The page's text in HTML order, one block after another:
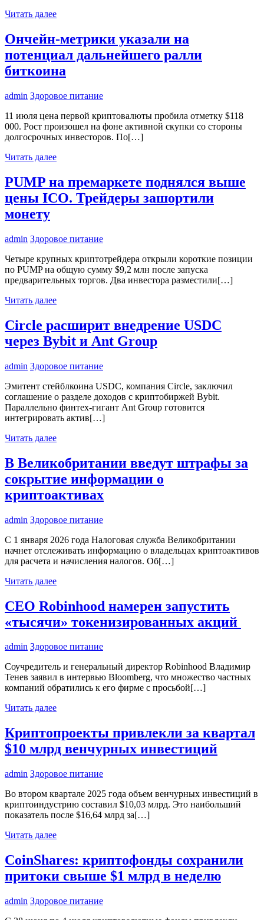
Читать далее
Ончейн-метрики указали на
потенциал дальнейшего ралли
биткоина
admin Здоровое питание
11 июля цена первой криптовалюты пробила отметку $118
000. Рост произошел на фоне активной скупки со стороны
долгосрочных инвесторов. По[…]
Читать далее
PUMP на премаркете поднялся выше
цены ICO. Трейдеры зашортили
монету
admin Здоровое питание
Четыре крупных криптотрейдера открыли короткие позиции
по PUMP на общую сумму $9,2 млн после запуска
предварительных торгов. Два инвестора разместили[…]
Читать далее
Circle расширит внедрение USDC
через Bybit и Ant Group
admin Здоровое питание
Эмитент стейблкоина USDC, компания Circle, заключил
соглашение о разделе доходов с криптобиржей Bybit.
Параллельно финтех-гигант Ant Group готовится
интегрировать актив[…]
Читать далее
В Великобритании введут штрафы за
сокрытие информации о
криптоактивах
admin Здоровое питание
С 1 января 2026 года Налоговая служба Великобритании
начнет отслеживать информацию о владельцах криптоактивов
для расчета и начисления налогов. Об[…]
Читать далее
CEO Robinhood намерен запустить
«тысячи» токенизированных акций
admin Здоровое питание
Соучредитель и генеральный директор Robinhood Владимир
Тенев заявил в интервью Bloomberg, что множество частных
компаний обратились к его фирме с просьбой[…]
Читать далее
Криптопроекты привлекли за квартал
$10 млрд венчурных инвестиций
admin Здоровое питание
Во втором квартале 2025 года объем венчурных инвестиций в
криптоиндустрию составил $10,03 млрд. Это наибольший
показатель после $16,64 млрд за[…]
Читать далее
CoinShares: криптофонды сохранили
притоки свыше $1 млрд в неделю
admin Здоровое питание